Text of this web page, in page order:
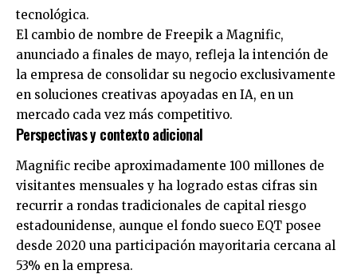
tecnológica.
El cambio de nombre de Freepik a Magnific,
anunciado a finales de mayo, refleja la intención de
la empresa de consolidar su negocio exclusivamente
en soluciones creativas apoyadas en IA, en un
mercado cada vez más competitivo.
Perspectivas y contexto adicional
Magnific recibe aproximadamente 100 millones de
visitantes mensuales y ha logrado estas cifras sin
recurrir a rondas tradicionales de capital riesgo
estadounidense, aunque el fondo sueco EQT posee
desde 2020 una participación mayoritaria cercana al
53% en la empresa.